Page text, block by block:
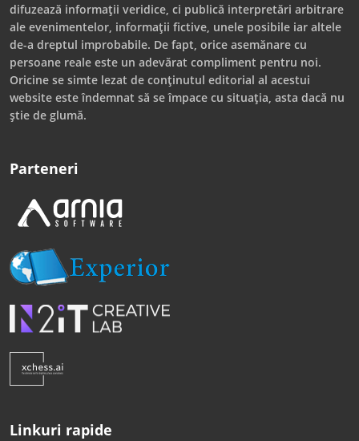
difuzează informații veridice, ci publică interpretări arbitrare
ale evenimentelor, informații fictive, unele posibile iar altele
de-a dreptul improbabile. De fapt, orice asemănare cu
persoane reale este un adevărat compliment pentru noi.
Oricine se simte lezat de conținutul editorial al acestui
website este îndemnat să se împace cu situația, asta dacă nu
știe de glumă.
Parteneri
Linkuri rapide